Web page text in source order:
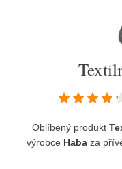
Oblíbený produkt
výrobce Habaza